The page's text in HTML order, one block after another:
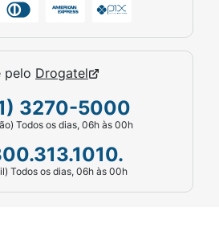
pelo Drogatel
3270-5000
Todos os dias, 06h às 00h
Todos os dias, 06h às 00h